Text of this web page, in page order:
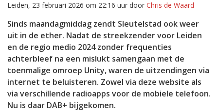
Leiden, 23 februari 2026 om 22:16 uur door Chris de Waard
Sinds maandagmiddag zendt Sleutelstad ook weer
uit in de ether. Nadat de streekzender voor Leiden
en de regio medio 2024 zonder frequenties
achterbleef na een mislukt samengaan met de
toenmalige omroep Unity, waren de uitzendingen via
internet te beluisteren. Zowel via deze website als
via verschillende radioapps voor de mobiele telefoon.
Nu is daar DAB+ bijgekomen.